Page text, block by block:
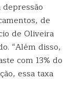
de
de Oliveira
“Além disso,
com 13% do
essa taxa